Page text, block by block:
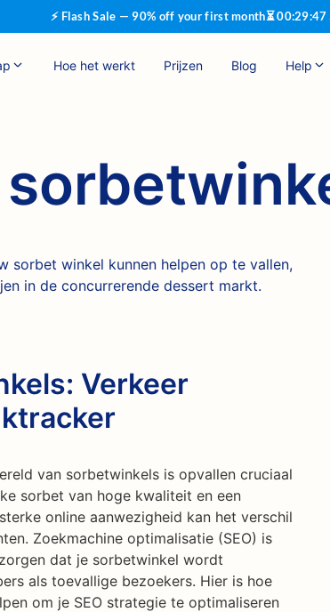
⚡ Flash Sale — 90% off your first month⏳00:29:46
Hoe het werkt Prijzen Blog Help
sorbet winkel kunnen helpen op te vallen,
in de concurrerende dessert markt.
Verkeer
van sorbetwinkels is opvallen cruciaal
sorbet van hoge kwaliteit en een
online aanwezigheid kan het verschil
Zoekmachine optimalisatie (SEO) is
dat je sorbetwinkel wordt
als toevallige bezoekers. Hier is hoe
om je SEO strategie te optimaliseren